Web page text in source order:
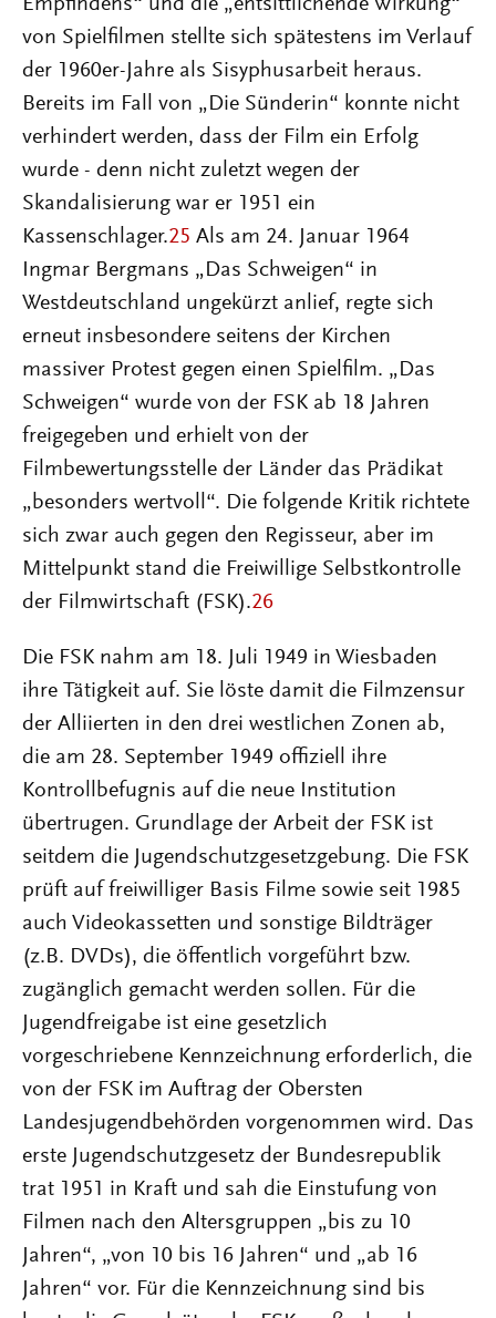
Empfindens“ und die „entsittlichende Wirkung“
von Spielfilmen stellte sich spätestens im Verlauf
der 1960er-Jahre als Sisyphusarbeit heraus.
Bereits im Fall von „Die Sünderin“ konnte nicht
verhindert werden, dass der Film ein Erfolg
wurde - denn nicht zuletzt wegen der
Skandalisierung war er 1951 ein
Kassenschlager.25 Als am 24. Januar 1964
Ingmar Bergmans „Das Schweigen“ in
Westdeutschland ungekürzt anlief, regte sich
erneut insbesondere seitens der Kirchen
massiver Protest gegen einen Spielfilm. „Das
Schweigen“ wurde von der FSK ab 18 Jahren
freigegeben und erhielt von der
Filmbewertungsstelle der Länder das Prädikat
„besonders wertvoll“. Die folgende Kritik richtete
sich zwar auch gegen den Regisseur, aber im
Mittelpunkt stand die Freiwillige Selbstkontrolle
der Filmwirtschaft (FSK).26
Die FSK nahm am 18. Juli 1949 in Wiesbaden
ihre Tätigkeit auf. Sie löste damit die Filmzensur
der Alliierten in den drei westlichen Zonen ab,
die am 28. September 1949 offiziell ihre
Kontrollbefugnis auf die neue Institution
übertrugen. Grundlage der Arbeit der FSK ist
seitdem die Jugendschutzgesetzgebung. Die FSK
prüft auf freiwilliger Basis Filme sowie seit 1985
auch Videokassetten und sonstige Bildträger
(z.B. DVDs), die öffentlich vorgeführt bzw.
zugänglich gemacht werden sollen. Für die
Jugendfreigabe ist eine gesetzlich
vorgeschriebene Kennzeichnung erforderlich, die
von der FSK im Auftrag der Obersten
Landesjugendbehörden vorgenommen wird. Das
erste Jugendschutzgesetz der Bundesrepublik
trat 1951 in Kraft und sah die Einstufung von
Filmen nach den Altersgruppen „bis zu 10
Jahren“, „von 10 bis 16 Jahren“ und „ab 16
Jahren“ vor. Für die Kennzeichnung sind bis